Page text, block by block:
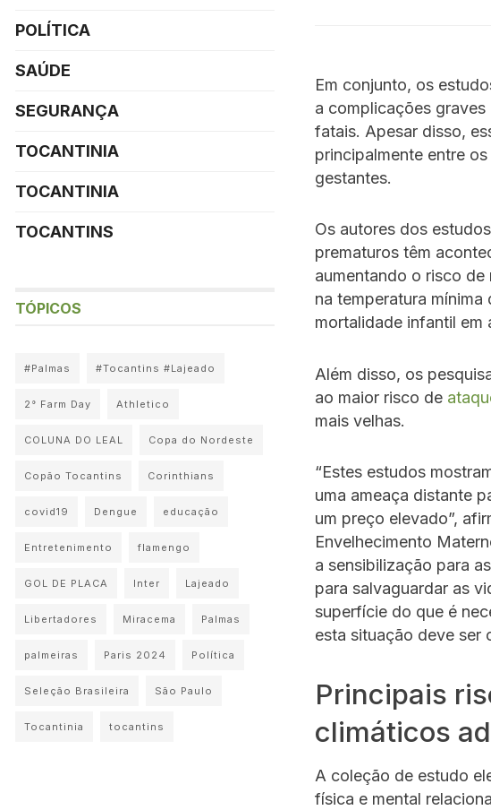
Em conjunto, os
a complicações
fatais. Apesar disso,
principalmente entre
gestantes.
Os autores dos
prematuros têm
aumentando o risco de
na temperatura
mortalidade infantil em
Além disso, os
ao maior risco de
mais velhas.
“Estes estudos
uma ameaça distante
um preço elevado”,
Envelhecimento
a sensibilização para
para salvaguardar as
superfície do que é
esta situação deve ser
Principais
climáticos
A coleção de estudo
física e mental
POLÍTICA
SAÚDE
SEGURANÇA
TOCANTINIA
TOCANTINIA
TOCANTINS
TÓPICOS
#Palmas #Tocantins #Lajeado
2° Farm Day Athletico
COLUNA DO LEAL Copa do Nordeste
Copão Tocantins Corinthians
covid19 Dengue educação
Entretenimento flamengo
GOL DE PLACA Inter Lajeado
Libertadores Miracema Palmas
palmeiras Paris 2024 Política
Seleção Brasileira São Paulo
Tocantinia tocantins